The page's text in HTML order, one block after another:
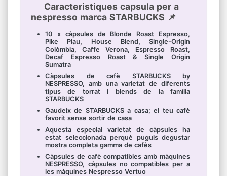
Caracteristiques capsula per a
nespresso marca STARBUCKS 📌
10 x càpsules de Blonde Roast Espresso,
Pike Plau, House Blend, Single-Origin
Colòmbia, Caffe Verona, Espresso Roast,
Decaf Espresso Roast & Single Origin
Sumatra
Càpsules de cafè STARBUCKS by
NESPRESSO, amb una varietat de diferents
tipus de torrat i blends de la família
STARBUCKS
Gaudeix de STARBUCKS a casa; el teu cafè
favorit sense sortir de casa
Aquesta especial varietat de càpsules ha
estat seleccionada perquè puguis degustar
mostra completa gamma de cafès
Càpsules de cafè compatibles amb màquines
NESPRESSO, càpsules no compatibles per a
les màquines Nespresso Vertuo